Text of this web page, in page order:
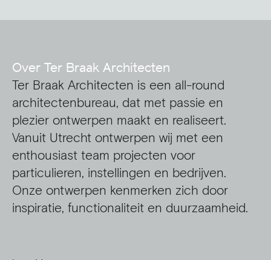
Over Ter Braak Architecten
Ter Braak Architecten is een all-round
architectenbureau, dat met passie en
plezier ontwerpen maakt en realiseert.
Vanuit Utrecht ontwerpen wij met een
enthousiast team projecten voor
particulieren, instellingen en bedrijven.
Onze ontwerpen kenmerken zich door
inspiratie, functionaliteit en duurzaamheid.